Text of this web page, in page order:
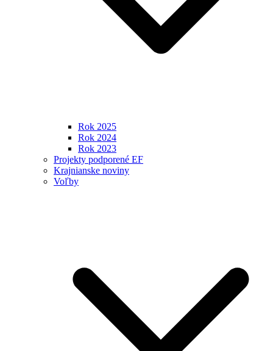
Rok 2025
Rok 2024
Rok 2023
Projekty podporené EF
Krajnianske noviny
Voľby